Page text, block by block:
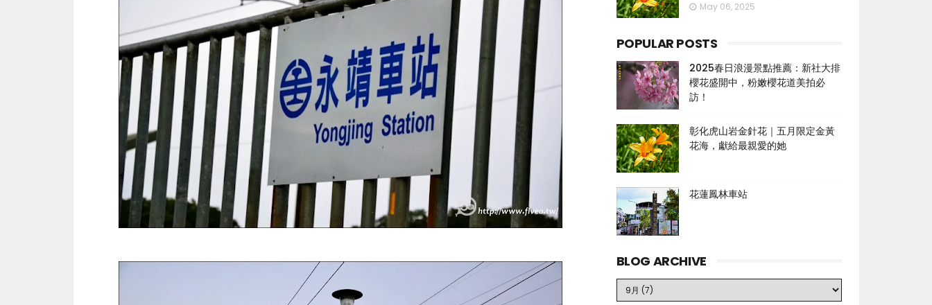
May 06, 2025
POPULAR POSTS
2025春日浪漫景點推薦：新社大排
櫻花盛開中，粉嫩櫻花道美拍必
訪！
彰化虎山岩金針花｜五月限定金黃
花海，獻給最親愛的她
花蓮鳳林車站
BLOG ARCHIVE